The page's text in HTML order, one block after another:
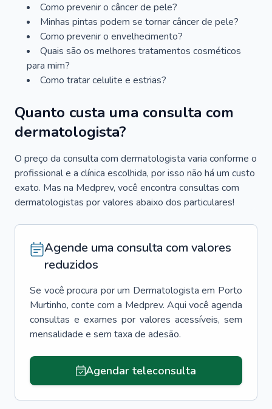
Como prevenir o câncer de pele?
Minhas pintas podem se tornar câncer de pele?
Como prevenir o envelhecimento?
Quais são os melhores tratamentos cosméticos
para mim?
Como tratar celulite e estrias?
Quanto custa uma consulta com
dermatologista?
O preço da consulta com dermatologista varia conforme o
profissional e a clínica escolhida, por isso não há um custo
exato. Mas na Medprev, você encontra consultas com
dermatologistas por valores abaixo dos particulares!
Agende uma consulta com valores
reduzidos
Se você procura por um Dermatologista em Porto
Murtinho, conte com a Medprev. Aqui você agenda
consultas e exames por valores acessíveis, sem
mensalidade e sem taxa de adesão.
Agendar teleconsulta